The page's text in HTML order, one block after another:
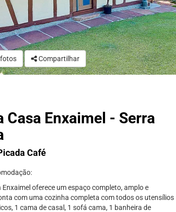
Compartilhar
Casa Enxaimel - Serra
Café
Enxaimel oferece um espaço completo, amplo e
com uma cozinha completa com todos os utensílios
1 cama de casal, 1 sofá cama, 1 banheira de